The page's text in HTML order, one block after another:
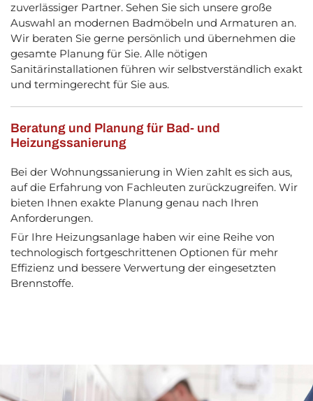
zuverlässiger Partner. Sehen Sie sich unsere große
Auswahl an modernen Badmöbeln und Armaturen an.
Wir beraten Sie gerne persönlich und übernehmen die
gesamte Planung für Sie. Alle nötigen
Sanitärinstallationen führen wir selbstverständlich exakt
und termingerecht für Sie aus.
Beratung und Planung für Bad- und
Heizungssanierung
Bei der Wohnungssanierung in Wien zahlt es sich aus,
auf die Erfahrung von Fachleuten zurückzugreifen. Wir
bieten Ihnen exakte Planung genau nach Ihren
Anforderungen.
Für Ihre Heizungsanlage haben wir eine Reihe von
technologisch fortgeschrittenen Optionen für mehr
Effizienz und bessere Verwertung der eingesetzten
Brennstoffe.